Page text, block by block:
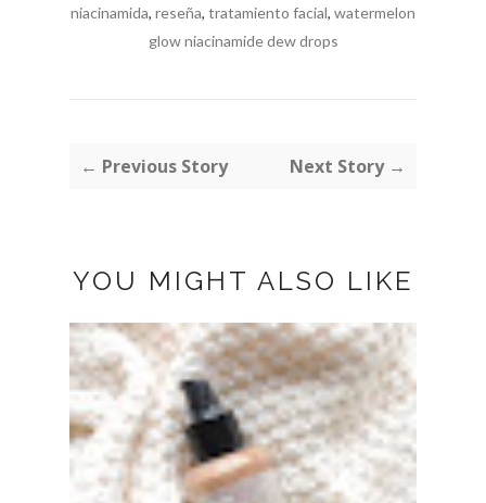
niacinamida, reseña, tratamiento facial, watermelon
glow niacinamide dew drops
← Previous Story Next Story →
YOU MIGHT ALSO LIKE